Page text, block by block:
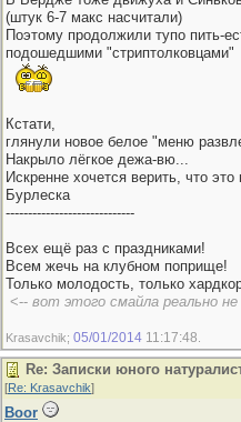
(штук 6-7 макс насчитали)
Поэтому продолжили тупо пить-
подошедшими "стриптолковцами"
Кстати,
глянули новое белое "меню
Накрыло лёгкое дежа-вю...
Искренне хочется верить, что
Бурлеска
-----------------------------
Всех ещё раз с праздниками!
Всем жечь на клубном поприще!
Только молодость, только
<-- вот этого смайла реально
Krasavchik; 05/01/2014 11:17:48
Re: Записки юного
[Re: Krasavchik]
Boor